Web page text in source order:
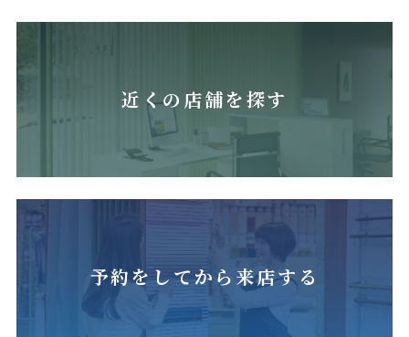
近くの店舗を探す
予約をしてから来店する